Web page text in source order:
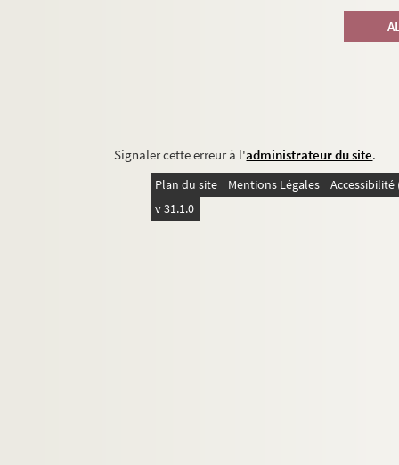
Signaler cette erreur à l'administrateur du site.
Plan du site Mentions Légales
v 31.1.0